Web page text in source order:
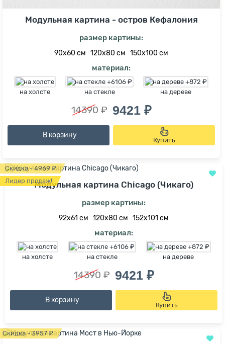
Модульная картина - остров Кефалония
размер картины:
90х60 см 120х80 см 150х100 см
материал:
на холсте на стекле на дереве
14390 ₽ 9421 ₽
В корзину
Купить
Скидка - 4969 ₽
Лидер продаж!Модульная картина Chicago (Чикаго)
размер картины:
92х61 см 120х80 см 152х101 см
материал:
на холсте на стекле на дереве
14390 ₽ 9421 ₽
В корзину
Купить
Скидка - 3957 ₽